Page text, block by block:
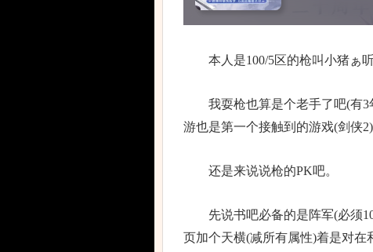
本人是100/5区的枪叫小猪ぁ听
我耍枪也算是个老手了吧(有3
游也是第一个接触到的游戏(剑侠
还是来说说枪的PK吧。
先说书吧必备的是阵军(必须10
页加个天横(减所有属性)着是对